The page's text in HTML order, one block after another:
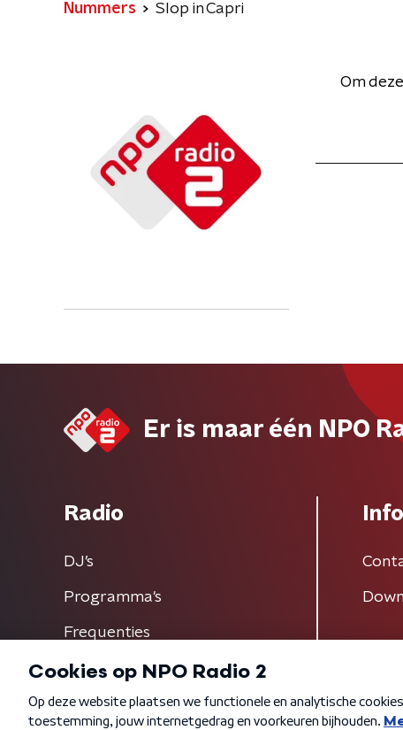
Nummers Slop in Capri
Om
Er is maar één NPO
Radio
DJ’s
Programma's
Frequenties
Info